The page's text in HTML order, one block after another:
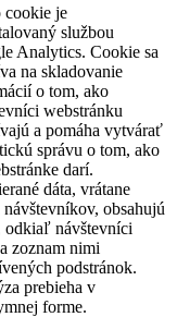
cookie je
službou
Analytics. Cookie sa
na skladovanie
o tom, ako
webstránku
a pomáha vytvárať
správu o tom, ako
darí.
dáta, vrátane
návštevníkov, obsahujú
odkiaľ návštevníci
zoznam nimi
podstránok.
prebieha v
forme.